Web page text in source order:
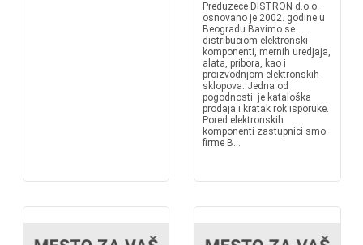
Preduzeće DISTRON d.o.o.
osnovano je 2002. godine u
Beogradu.Bavimo se
distribuciom elektronski
komponenti, mernih uredjaja,
alata, pribora, kao i
proizvodnjom elektronskih
sklopova. Jedna od
pogodnosti je kataloška
prodaja i kratak rok isporuke.
Pored elektronskih
komponenti zastupnici smo
firme B...